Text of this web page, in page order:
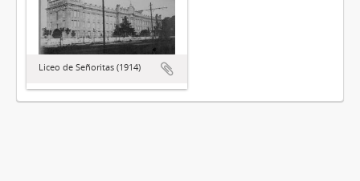
Liceo de Señoritas (1914)